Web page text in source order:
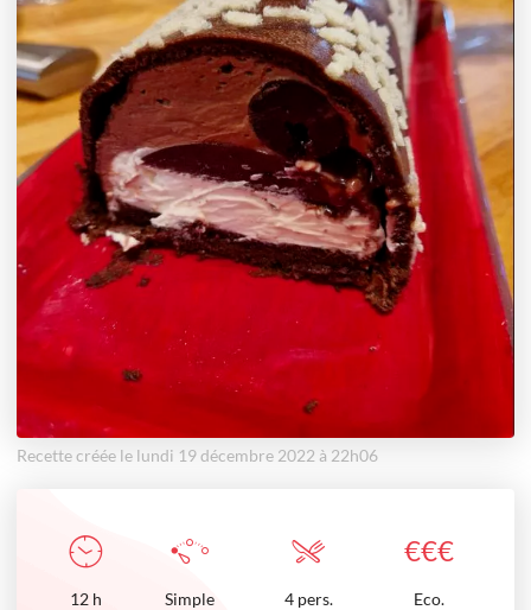
Recette créée le lundi 19 décembre 2022 à 22h06
€€€
12 h Simple 4 pers. Eco.